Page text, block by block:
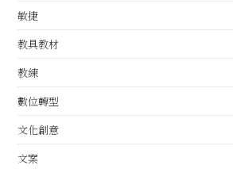
敏捷
教具教材
教練
數位轉型
文化創意
文案